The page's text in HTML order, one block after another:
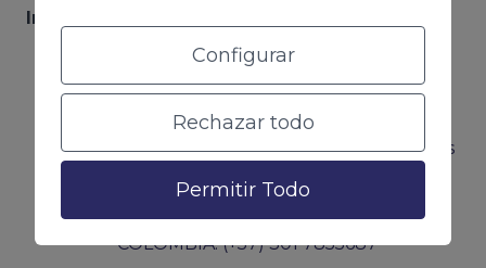
Configurar
Rechazar todo
Permitir Todo
Inicio
Calle Hoya del Enamorado, 111, Local 3, 35019 Las
ESPAÑA: (+34) 828 68 09 00
COLOMBIA: (+57) 301 7855687